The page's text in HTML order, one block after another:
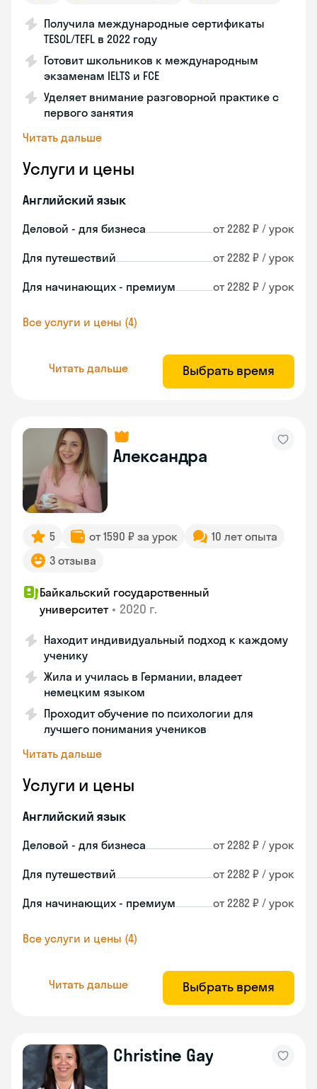
Получила международные сертификаты
TESOL/TEFL в 2022 году
Готовит школьников к международным
экзаменам IELTS и FCE
Уделяет внимание разговорной практике с
первого занятия
Читать дальше
Услуги и цены
Английский язык
Деловой - для бизнеса от 2282 ₽ / урок
Для путешествий от 2282 ₽ / урок
Для начинающих - премиум от 2282 ₽ / урок
Все услуги и цены (4)
Читать дальше Выбрать время
Александра
5 от 1590 ₽ за урок
10 лет опыта
3 отзыва
Байкальский государственный
университет • 2020 г.
Находит индивидуальный подход к каждому
ученику
Жила и училась в Германии, владеет
немецким языком
Проходит обучение по психологии для
лучшего понимания учеников
Читать дальше
Услуги и цены
Английский язык
Деловой - для бизнеса от 2282 ₽ / урок
Для путешествий от 2282 ₽ / урок
Для начинающих - премиум от 2282 ₽ / урок
Все услуги и цены (4)
Читать дальше Выбрать время
Christine Gay